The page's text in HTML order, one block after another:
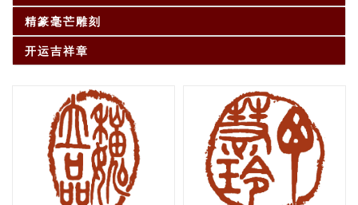
精篆毫芒雕刻
开运吉祥章